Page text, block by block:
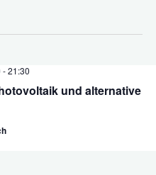
und alternative
-21:30